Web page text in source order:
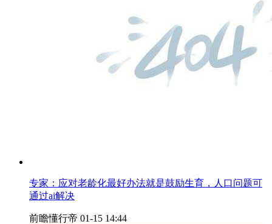
专家：应对老龄化最好办法就是鼓励生育，人口问题可
通过ai解决
前瞻懂行帝 01-15 14:44